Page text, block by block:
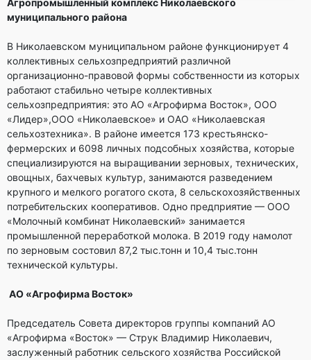
Агропромышленный комплекс Николаевского
муниципального района
В Николаевском муниципальном районе функционирует 4
коллективных сельхозпредприятий различной
организационно-правовой формы собственности из которых
работают стабильно четыре коллективных
сельхозпредприятия: это АО «Агрофирма Восток», ООО
«Лидер»,ООО «Николаевское» и ОАО «Николаевская
сельхозтехника». В районе имеется 173 крестьянско-
фермерских и 6098 личных подсобных хозяйства, которые
специализируются на выращивании зерновых, технических,
овощных, бахчевых культур, занимаются разведением
крупного и мелкого рогатого скота, 8 сельскохозяйственных
потребительских кооперативов. Одно предприятие — ООО
«Молочный комбинат Николаевский» занимается
промышленной переработкой молока. В 2019 году намолот
по зерновым состовил 87,2 тыс.тонн и 10,4 тыс.тонн
технической культуры.
АО «Агрофирма Восток»
Председатель Совета директоров группы компаний АО
«Агрофирма «Восток» — Струк Владимир Николаевич,
заслуженный работник сельского хозяйства Российской